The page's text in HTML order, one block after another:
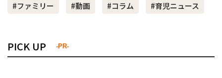
#ファミリー
#動画 #コラム #育児ニュース
PICK UP -PR-